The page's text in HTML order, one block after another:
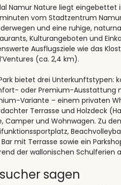
Namur Nature liegt eingebettet
vom Stadtzentrum
und eine ruhige,
Kulturangeboten und
Ausflugsziele wie das
(ca. 2,4 km).
bietet drei Unterkunftstypen:
oder Premium-Ausstattung
Variante – einem privaten
Terrasse und Holzdeck
Camper und Wohnwagen. Zu
mit Terrasse sowie ein
der wallonischen Schulferien
sagen